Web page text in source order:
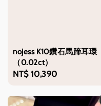
nojess K10鑽石馬蹄耳環
（0.02ct）
Regular
NT$ 10,390